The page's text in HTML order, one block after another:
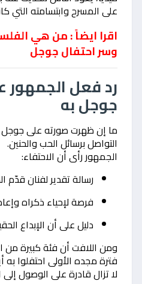
على المسرح وابتسامته التي
اقرا ايضاً : من هي
وسر احتفال جوجل
رد فعل الجمهور
جوجل به
ما إن ظهرت صورته على
التواصل برسائل الحب والحنين.
الجمهور رأى أن الاحتفاء:
رسالة تقدير لفنان قدّم
فرصة لإحياء ذكراه
دليل على أن الإبداع
ومن اللافت أن فئة كبيرة من
فترة مجده الأولى احتفلوا
لا تزال قادرة على الوصول إلى